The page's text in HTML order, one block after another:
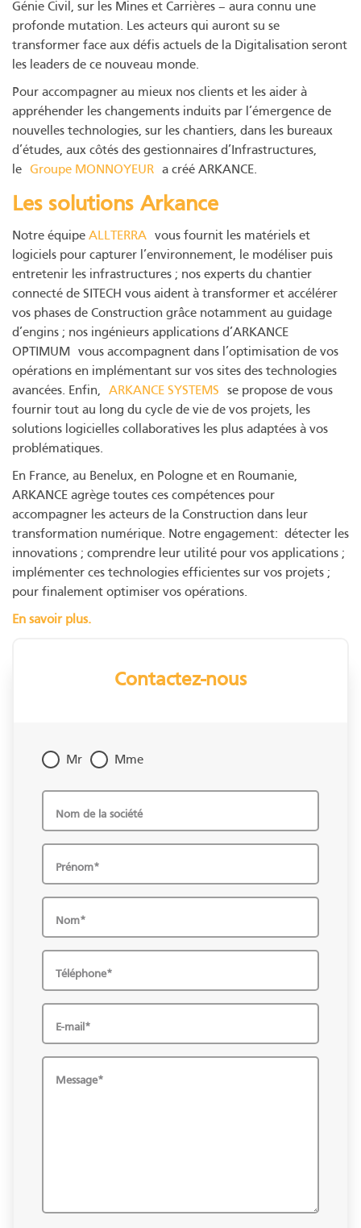
Génie Civil, sur les Mines et Carrières – aura connu une
profonde mutation. Les acteurs qui auront su se
transformer face aux défis actuels de la Digitalisation seront
les leaders de ce nouveau monde.
Pour accompagner au mieux nos clients et les aider à
appréhender les changements induits par l’émergence de
nouvelles technologies, sur les chantiers, dans les bureaux
d’études, aux côtés des gestionnaires d’Infrastructures,
le Groupe MONNOYEUR a créé ARKANCE.
Les solutions Arkance
Notre équipe ALLTERRA vous fournit les matériels et
logiciels pour capturer l’environnement, le modéliser puis
entretenir les infrastructures ; nos experts du chantier
connecté de SITECH vous aident à transformer et accélérer
vos phases de Construction grâce notamment au guidage
d’engins ; nos ingénieurs applications d’ARKANCE
OPTIMUM vous accompagnent dans l’optimisation de vos
opérations en implémentant sur vos sites des technologies
avancées. Enfin, ARKANCE SYSTEMS se propose de vous
fournir tout au long du cycle de vie de vos projets, les
solutions logicielles collaboratives les plus adaptées à vos
problématiques.
En France, au Benelux, en Pologne et en Roumanie,
ARKANCE agrège toutes ces compétences pour
accompagner les acteurs de la Construction dans leur
transformation numérique. Notre engagement: ​ détecter les
innovations ; comprendre leur utilité pour vos applications ;
implémenter ces technologies efficientes sur vos projets ;
pour finalement optimiser vos opérations.
En savoir plus.
Contactez-nous
Mr Mme
Nom de la société
Prénom*
Nom*
Téléphone*
E-mail*
Message*